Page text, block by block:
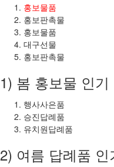
홍보물품
홍보판촉물
홍보물품
대구선물
홍보판촉물
1) 봄 홍보물 인
행사사은품
승진답례품
유치원답례품
2) 여름 답례품